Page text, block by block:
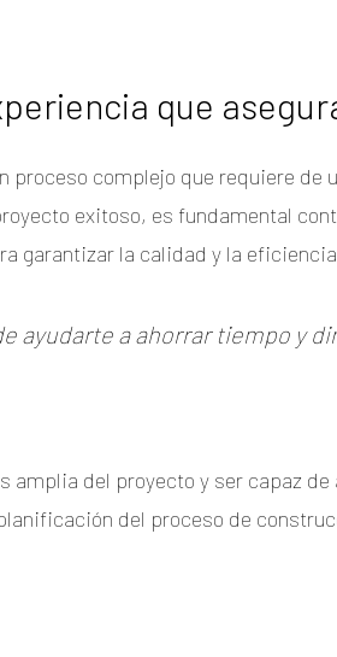
que
proceso complejo que requiere
exitoso, es fundamental
garantizar la calidad y la
ayudarte a ahorrar tiempo y
del proyecto y ser capaz
del proceso de